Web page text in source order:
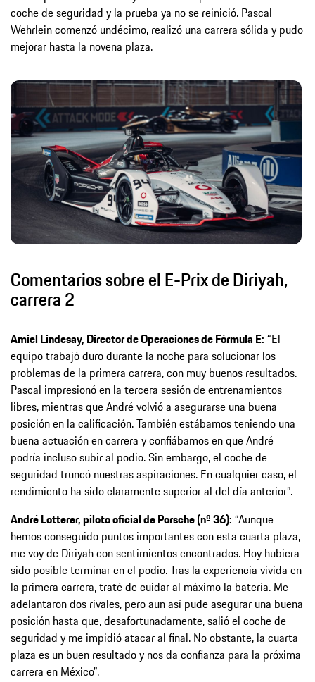
coche de seguridad y la prueba ya no se reinició. Pascal
Wehrlein comenzó undécimo, realizó una carrera sólida y pudo
mejorar hasta la novena plaza.
Comentarios sobre el E-Prix de Diriyah,
carrera 2
Amiel Lindesay, Director de Operaciones de Fórmula E: “El
equipo trabajó duro durante la noche para solucionar los
problemas de la primera carrera, con muy buenos resultados.
Pascal impresionó en la tercera sesión de entrenamientos
libres, mientras que André volvió a asegurarse una buena
posición en la calificación. También estábamos teniendo una
buena actuación en carrera y confiábamos en que André
podría incluso subir al podio. Sin embargo, el coche de
seguridad truncó nuestras aspiraciones. En cualquier caso, el
rendimiento ha sido claramente superior al del día anterior”.
André Lotterer, piloto oficial de Porsche (nº 36): “Aunque
hemos conseguido puntos importantes con esta cuarta plaza,
me voy de Diriyah con sentimientos encontrados. Hoy hubiera
sido posible terminar en el podio. Tras la experiencia vivida en
la primera carrera, traté de cuidar al máximo la batería. Me
adelantaron dos rivales, pero aun así pude asegurar una buena
posición hasta que, desafortunadamente, salió el coche de
seguridad y me impidió atacar al final. No obstante, la cuarta
plaza es un buen resultado y nos da confianza para la próxima
carrera en México”.